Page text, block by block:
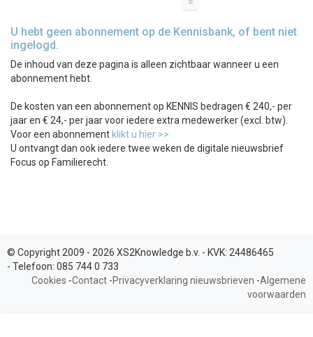
U hebt geen abonnement op de Kennisbank, of bent niet
ingelogd.
De inhoud van deze pagina is alleen zichtbaar wanneer u een
abonnement hebt.
De kosten van een abonnement op KENNIS bedragen € 240,- per
jaar en € 24,- per jaar voor iedere extra medewerker (excl. btw).
Voor een abonnement klikt u hier >>
U ontvangt dan ook iedere twee weken de digitale nieuwsbrief
Focus op Familierecht.
© Copyright 2009 - 2026 XS2Knowledge b.v. - KVK: 24486465
- Telefoon: 085 744 0 733
Cookies -Contact -Privacyverklaring nieuwsbrieven -Algemene
voorwaarden